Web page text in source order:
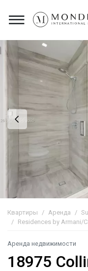
Квартиры Аренда
Residences by Armani/
Аренда недвижимости
18975